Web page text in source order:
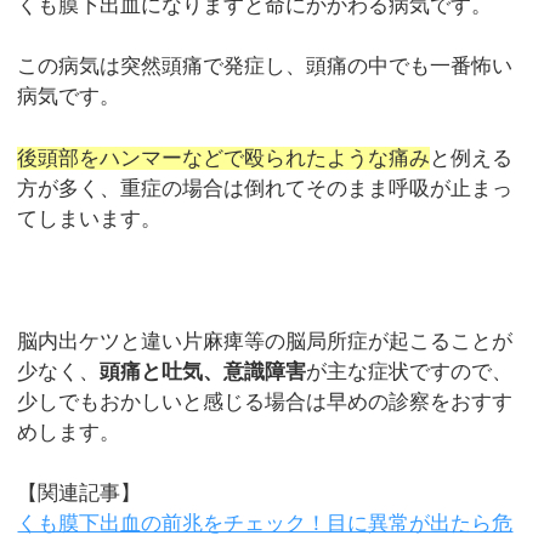
くも膜下出血になりますと命にかかわる病気です。
この病気は突然頭痛で発症し、頭痛の中でも一番怖い
病気です。
後頭部をハンマーなどで殴られたような痛み と例える
方が多く、重症の場合は倒れてそのまま呼吸が止まっ
てしまいます。
脳内出ケツと違い片麻痺等の脳局所症が起こることが
少なく、頭痛と吐気、意識障害が主な症状ですので、
少しでもおかしいと感じる場合は早めの診察をおすす
めします。
【関連記事】
くも膜下出血の前兆をチェック！目に異常が出たら危